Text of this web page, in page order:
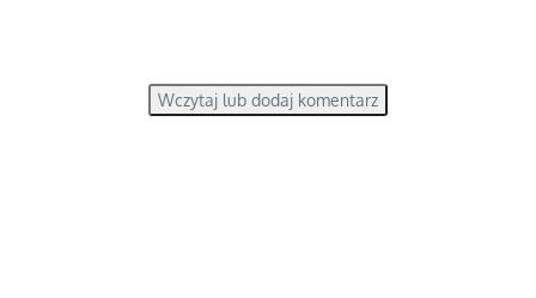
Wczytaj lub dodaj komentarz